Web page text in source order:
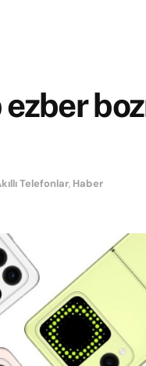
Telefonlar, Haber